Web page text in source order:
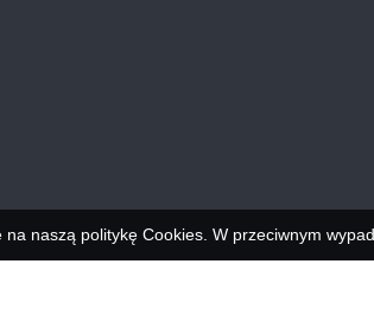
naszą politykę Cookies. W przeciwnym